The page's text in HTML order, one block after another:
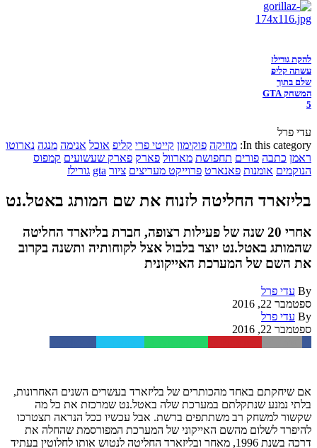
להקת גורילז
עשתה קליפ
שלם בתוך
המשחק GTA
5
עדי פרל
In this category: מוזיקה פוקימון קייטי פרי קליפ אוכל אנימה מנגה נארוטו
ראמן כתבה פורים תחפושת מארוול פארק פארק שעשועים קמפוס
הנוקמים אומנות פאנארט פרוייקט מעריצים ציור gta גורילז
בליזארד החליטה לזנוח את שם המותג באטל.נט
אחרי 20 שנה של פעילות רצופה, חברת בליזארד החליטה
שהמותג באטל.נט יוצר בלבול אצל לקוחותיה ותשנה בקרוב
את השם של המערכת האייקונית
By עדי פרל
ספטמבר 22, 2016
By עדי פרל
ספטמבר 22, 2016
אם שיחקתם באחד מהכותרים של בליזארד בעשרים השנים האחרונות,
בלתי נמנע שנתקלתם במערכת שלה באטל.נט שמרכזת את כל מה
שקשור למשחק רב משתתפים ברשת. אבל עכשיו ככל הנראה תצטרכו
להיפרד לשלום מהשם האייקוני של המערכת המפורסמת שהחלה את
דרכה בשנת 1996, מאחר ובליזארד החליטה לנטוש אותו לחלוטין בעתיד